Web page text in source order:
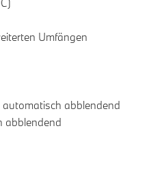
Umfängen
abblendend
abblendend